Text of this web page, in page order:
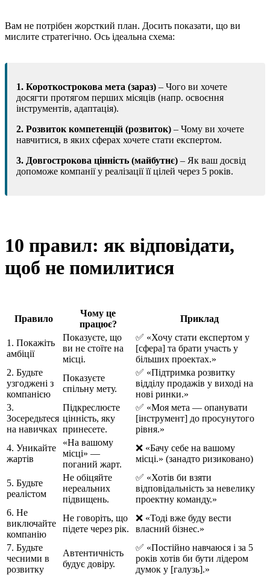
Вам не потрібен жорсткий план. Досить показати, що ви
мислите стратегічно. Ось ідеальна схема:
1. Короткострокова мета (зараз) – Чого ви хочете
досягти протягом перших місяців (напр. освоєння
інструментів, адаптація).
2. Розвиток компетенцій (розвиток) – Чому ви хочете
навчитися, в яких сферах хочете стати експертом.
3. Довгострокова цінність (майбутнє) – Як ваш досвід
допоможе компанії у реалізації її цілей через 5 років.
10 правил: як відповідати,
щоб не помилитися
Правило
Чому це
працює?
Приклад
1. Покажіть
амбіції
Показуєте, що
ви не стоїте на
місці.
✅ «Хочу стати експертом у
[сфера] та брати участь у
більших проектах.»
2. Будьте
узгоджені з
компанією
Показуєте
спільну мету.
✅ «Підтримка розвитку
відділу продажів у виході на
нові ринки.»
3.
Зосередьтеся
на навичках
Підкреслюєте
цінність, яку
принесете.
✅ «Моя мета — опанувати
[інструмент] до просунутого
рівня.»
4. Уникайте
жартів
«На вашому
місці» —
поганий жарт.
❌ «Бачу себе на вашому
місці.» (занадто ризиковано)
5. Будьте
реалістом
Не обіцяйте
нереальних
підвищень.
✅ «Хотів би взяти
відповідальність за невелику
проектну команду.»
6. Не
виключайте
компанію
Не говоріть, що
підете через рік.
❌ «Тоді вже буду вести
власний бізнес.»
7. Будьте
чесними в
розвитку
Автентичність
будує довіру.
✅ «Постійно навчаюся і за 5
років хотів би бути лідером
думок у [галузь].»